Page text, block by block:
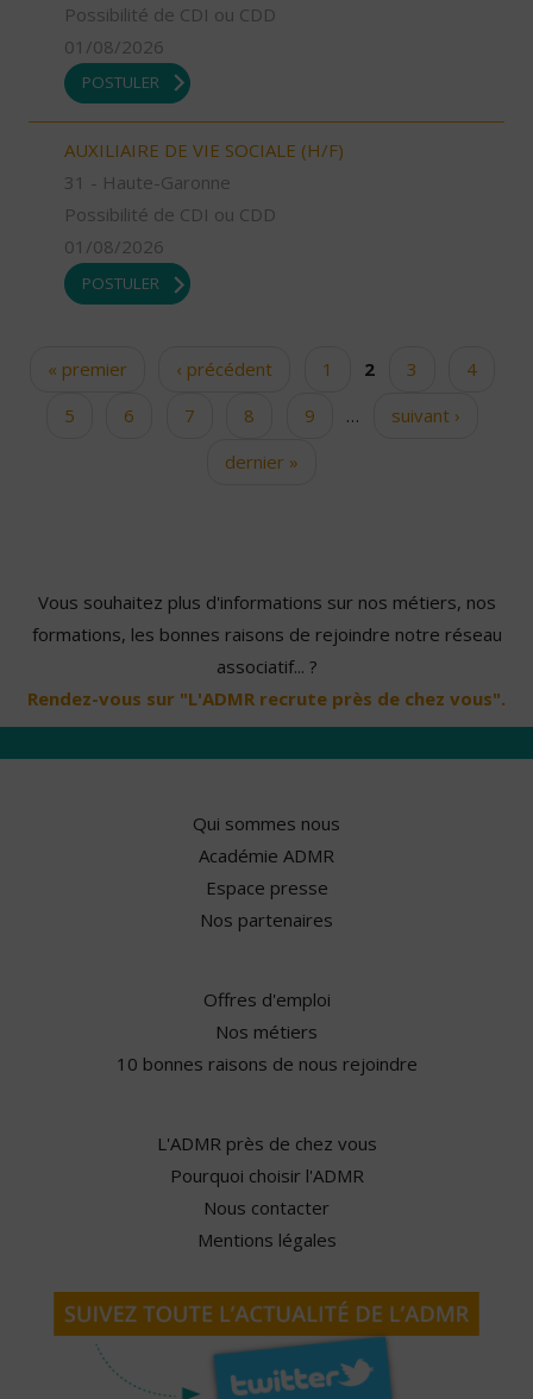
Possibilité de CDI ou CDD
01/08/2026
POSTULER
AUXILIAIRE DE VIE SOCIALE (H/F)
31 - Haute-Garonne
Possibilité de CDI ou CDD
01/08/2026
POSTULER
Pages« premier ‹ précédent 1 2 3
4
5
6 7 8 9 …
suivant ›
dernier »
Vous souhaitez plus d'informations sur nos métiers, nos
formations, les bonnes raisons de rejoindre notre réseau
associatif... ?
Rendez-vous sur "L'ADMR recrute près de chez vous".
Qui sommes nous
Académie ADMR
Espace presse
Nos partenaires
Offres d'emploi
Nos métiers
10 bonnes raisons de nous rejoindre
L'ADMR près de chez vous
Pourquoi choisir l'ADMR
Nous contacter
Mentions légales